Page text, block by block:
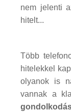
nem jelenti
hitelt...
Több
hitelekkel
olyanok is
vannak a